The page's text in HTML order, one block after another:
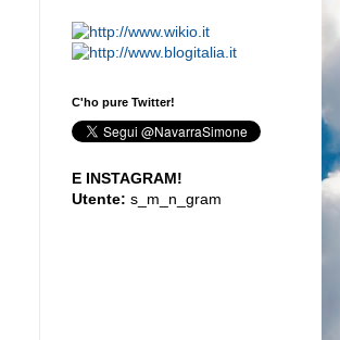
C'ho pure Twitter!
E INSTAGRAM!
Utente: s_m_n_gram